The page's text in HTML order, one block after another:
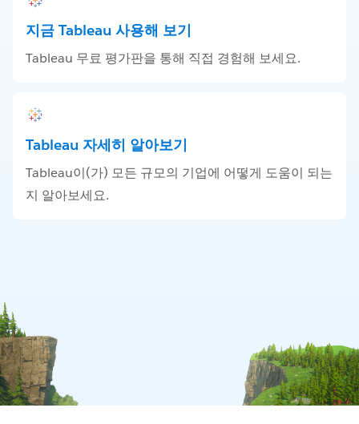
지금 Tableau 사용해 보기
Tableau 무료 평가판을 통해 직접 경험해 보세요.
Tableau 자세히 알아보기
Tableau이(가) 모든 규모의 기업에 어떻게 도움이 되는
지 알아보세요.